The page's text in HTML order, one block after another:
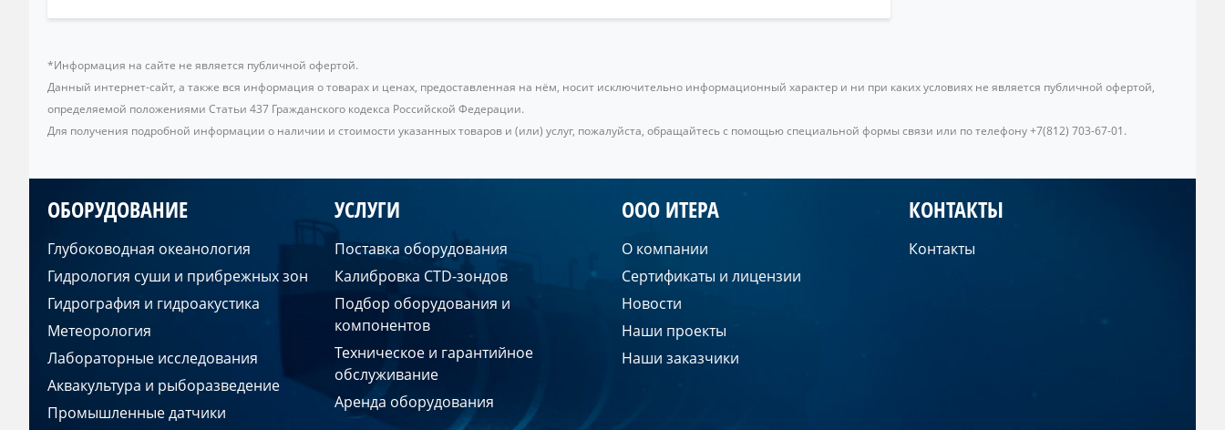
*Информация на сайте не является публичной офертой.
Данный интернет-сайт, а также вся информация о товарах и ценах, предоставленная на нём, носит исключительно информационный характер и ни при каких условиях не является публичной офертой,
определяемой положениями Статьи 437 Гражданского кодекса Российской Федерации.
Для получения подробной информации о наличии и стоимости указанных товаров и (или) услуг, пожалуйста, обращайтесь с помощью специальной формы связи или по телефону +7(812) 703-67-01.
ОБОРУДОВАНИЕ
Глубоководная океанология
Гидрология суши и прибрежных зон
Гидрография и гидроакустика
Метеорология
Лабораторные исследования
Аквакультура и рыборазведение
Промышленные датчики
УСЛУГИ
Поставка оборудования
Калибровка CTD-зондов
Подбор оборудования и
компонентов
Техническое и гарантийное
обслуживание
Аренда оборудования
ООО ИТЕРА
О компании
Сертификаты и лицензии
Новости
Наши проекты
Наши заказчики
КОНТАКТЫ
Контакты